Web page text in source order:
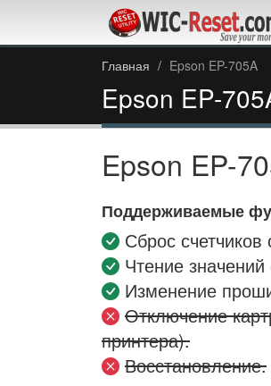
Главная Epson EP-705A
Epson EP-
Epson EP-
Поддерживаемые
Сброс
Чтение
Изменение
Отключение
принтера).
Восстановление.